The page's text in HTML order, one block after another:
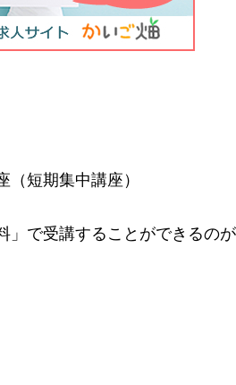
短期集中講座）
」で受講することができるの